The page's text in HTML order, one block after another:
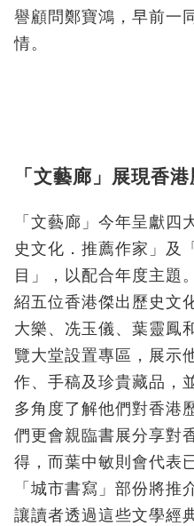
譽顧問鄭寶鴻，早前一
情。
「文藝廊」展現香
「文藝廊」今年呈獻四
史文化．推薦作家」及
目」，以配合年度主題
紹五位香港傑出歷史文
大樂、冼玉儀、葉靈鳳
覽大堂設置專區，展示
作、手稿及珍貴藏品，
多角度了解他們對香港
們更會親臨書展分享對
得，而葉中敏則會代表
「城市書寫」部份將推
讓讀者透過這些文學經